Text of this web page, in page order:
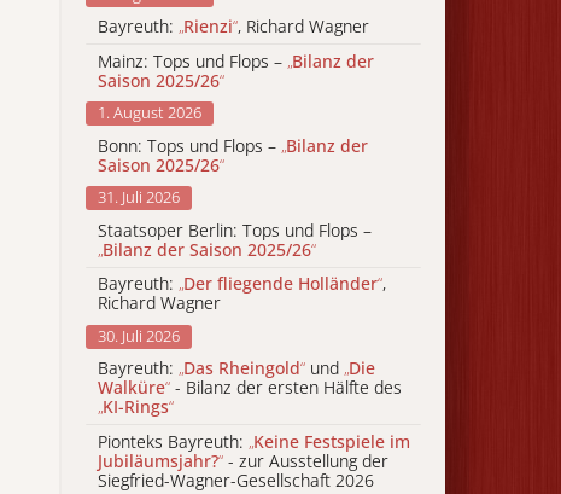
Bayreuth: „Rienzi“, Richard Wagner
Mainz: Tops und Flops – „Bilanz der
Saison 2025/26“
1. August 2026
Bonn: Tops und Flops – „Bilanz der
Saison 2025/26“
31. Juli 2026
Staatsoper Berlin: Tops und Flops –
„Bilanz der Saison 2025/26“
Bayreuth: „Der fliegende Holländer“,
Richard Wagner
30. Juli 2026
Bayreuth: „Das Rheingold“ und „Die
Walküre“ - Bilanz der ersten Hälfte des
„KI-Rings“
Pionteks Bayreuth: „Keine Festspiele im
Jubiläumsjahr?“ - zur Ausstellung der
Siegfried-Wagner-Gesellschaft 2026